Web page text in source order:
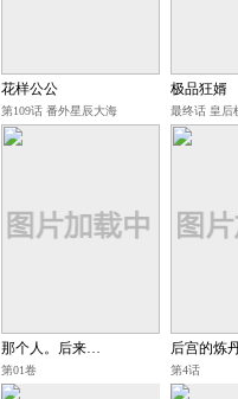
花样公公
第109话 番外星辰大海
极品狂婿
最终话 皇后
那个人。后来…
第01卷
后宫的炼
花梦想黄
第4话